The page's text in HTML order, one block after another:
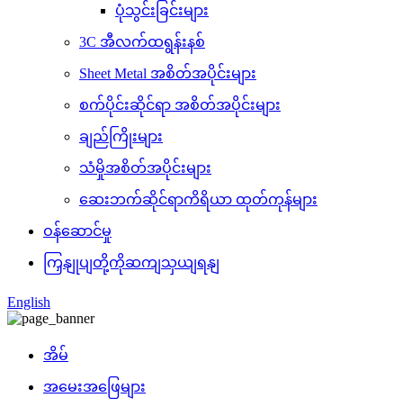
ပုံသွင်းခြင်းများ
3C အီလက်ထရွန်းနစ်
Sheet Metal အစိတ်အပိုင်းများ
စက်ပိုင်းဆိုင်ရာ အစိတ်အပိုင်းများ
ချည်ကြိုးများ
သံမှိုအစိတ်အပိုင်းများ
ဆေးဘက်ဆိုင်ရာကိရိယာ ထုတ်ကုန်များ
ဝန်ဆောင်မှု
ကြှနျုပျတို့ကိုဆကျသှယျရနျ
English
အိမ်
အမေးအဖြေများ